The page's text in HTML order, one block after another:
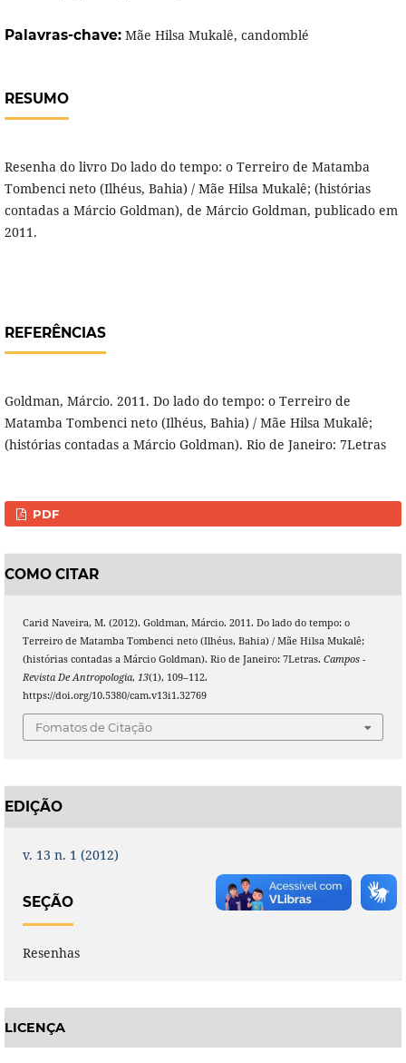
Palavras-chave: Mãe Hilsa Mukalê, candomblé
RESUMO
Resenha do livro Do lado do tempo: o Terreiro de Matamba
Tombenci neto (Ilhéus, Bahia) / Mãe Hilsa Mukalê; (histórias
contadas a Márcio Goldman), de Márcio Goldman, publicado em
2011.
REFERÊNCIAS
Goldman, Márcio. 2011. Do lado do tempo: o Terreiro de
Matamba Tombenci neto (Ilhéus, Bahia) / Mãe Hilsa Mukalê;
(histórias contadas a Márcio Goldman). Rio de Janeiro: 7Letras
PDF
COMO CITAR
Carid Naveira, M. (2012). Goldman, Márcio. 2011. Do lado do tempo: o
Terreiro de Matamba Tombenci neto (Ilhéus, Bahia) / Mãe Hilsa Mukalê;
(histórias contadas a Márcio Goldman). Rio de Janeiro: 7Letras. Campos -
Revista De Antropologia, 13(1), 109–112.
https://doi.org/10.5380/cam.v13i1.32769
Fomatos de Citação
EDIÇÃO
v. 13 n. 1 (2012)
SEÇÃO
Resenhas
LICENÇA